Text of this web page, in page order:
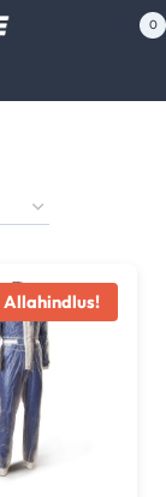
0
Allahindlus!